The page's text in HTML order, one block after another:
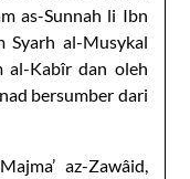
as-Sunnah li Ibn
al-Kabîr dan oleh
bersumber dari
az-Zawâid,